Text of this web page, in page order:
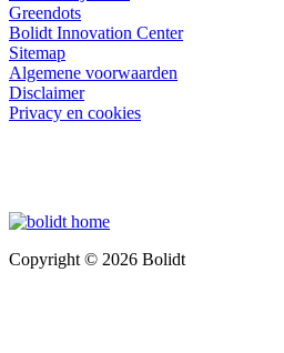
Greendots
Bolidt Innovation Center
Sitemap
Algemene voorwaarden
Disclaimer
Privacy en cookies
Copyright © 2026 Bolidt